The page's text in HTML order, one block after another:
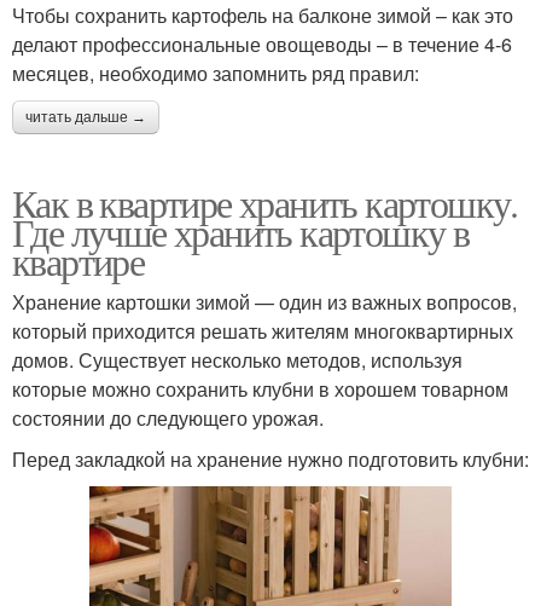
Чтобы сохранить картофель на балконе зимой – как это
делают профессиональные овощеводы – в течение 4-6
месяцев, необходимо запомнить ряд правил:
читать дальше →
Как в квартире хранить картошку.
Где лучше хранить картошку в
квартире
Хранение картошки зимой — один из важных вопросов,
который приходится решать жителям многоквартирных
домов. Существует несколько методов, используя
которые можно сохранить клубни в хорошем товарном
состоянии до следующего урожая.
Перед закладкой на хранение нужно подготовить клубни: